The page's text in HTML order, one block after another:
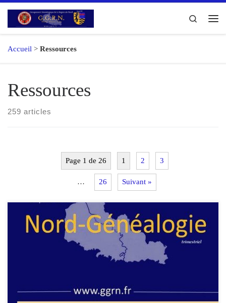
Passer au contenu
Search
Accueil > Ressources
Ressources
259 articles
Page 1 de 26 1 2 3
… 26 Suivant »
Edito : Nord-Généalogie, la revue du GGRN Ascendance de
Michelle SENAME ( suite ) Les LEMESRE : Une famille de
LINSELLES ( 2 ) Rentes héritières concernant des habitants de
Généalogie au format numérique […]